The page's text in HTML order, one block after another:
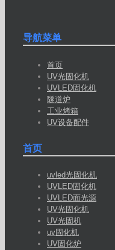
导航菜单
首页
UV光固化机
UVLED固化机
隧道炉
工业烤箱
UV设备配件
首页
uvled光固化机
UVLED固化机
UVLED面光源
UV光固化机
UV光固机
uv固化机
UV固化炉